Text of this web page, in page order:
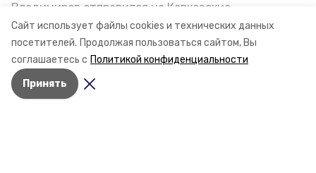
Сайт использует файлы cookies и технических данных
посетителей. Продолжая пользоваться сайтом, Вы
соглашаетесь с Политикой конфиденциальности
Принять
Владимиров отправился на Кавказские
Минеральные Воды, чтобы проинспектировать
строительство объектов в Кисловодске и
Минводах, а также выслушать предложения о
постройке новых точек притяжения для местных
жителей. Подробнее — в материале «Победы26».
Разделы